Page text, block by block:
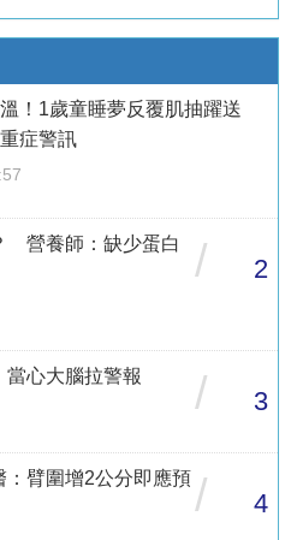
！1歲童睡夢反覆肌抽躍送
症警訊
營養師：缺少蛋白
/ 2
心大腦拉警報
/ 3
臂圍增2公分即應預 / 4